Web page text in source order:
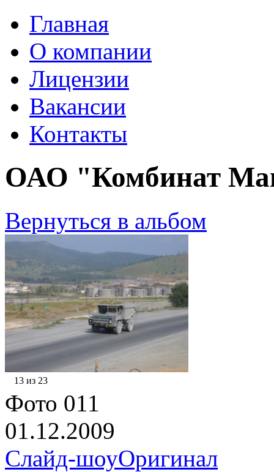
Главная
О компании
Лицензии
Вакансии
Контакты
ОАО "Комбинат
Вернуться в альбом
13 из 23
Фото 011
01.12.2009
Слайд-шоуОригинал